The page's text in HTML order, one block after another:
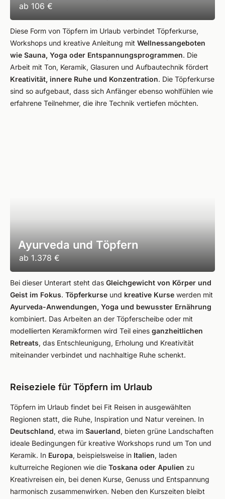
ab 106 €
Diese Form von Töpfern im Urlaub verbindet Töpferkurse,
Workshops und kreative Anleitung mit Wellnessangeboten
wie Sauna, Yoga oder Entspannungsprogrammen. Die
Arbeit mit Ton, Keramik, Glasuren und Aufbautechnik fördert
Kreativität, innere Ruhe und Konzentration. Die Töpferkurse
sind so aufgebaut, dass sich Anfänger ebenso wohlfühlen wie
erfahrene Teilnehmer, die ihre Technik vertiefen möchten.
Ayurveda und Töpfern
ab 1.378 €
Bei dieser Unterart steht das Gleichgewicht von Körper und
Geist im Fokus. Töpferkurse und kreative Kurse werden mit
Ayurveda-Anwendungen, Yoga und bewusster Ernährung
kombiniert. Das Arbeiten an der Töpferscheibe oder mit
modellierten Keramikformen wird Teil eines ganzheitlichen
Retreats, das Entschleunigung, Erholung und Kreativität
miteinander verbindet und nachhaltige Ruhe schenkt.
Reiseziele für Töpfern im Urlaub
Töpfern im Urlaub findet bei Fit Reisen in ausgewählten
Regionen statt, die Ruhe, Inspiration und Natur vereinen. In
Deutschland, etwa im Sauerland, bieten grüne Landschaften
ideale Bedingungen für kreative Workshops rund um Ton und
Keramik. In Europa, beispielsweise in Italien, laden
kulturreiche Regionen wie die Toskana oder Apulien zu
Kreativreisen ein, bei denen Kurse, Genuss und Entspannung
harmonisch zusammenwirken. Neben den Kurszeiten bleibt